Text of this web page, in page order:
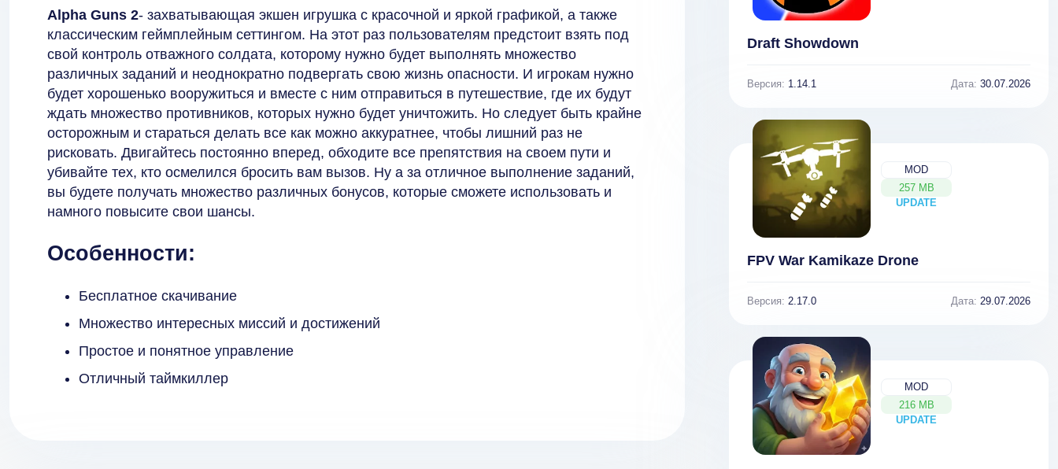
Alpha Guns 2- захватывающая экшен игрушка с красочной и яркой графикой, а также
классическим геймплейным сеттингом. На этот раз пользователям предстоит взять под
свой контроль отважного солдата, которому нужно будет выполнять множество
различных заданий и неоднократно подвергать свою жизнь опасности. И игрокам нужно
будет хорошенько вооружиться и вместе с ним отправиться в путешествие, где их будут
ждать множество противников, которых нужно будет уничтожить. Но следует быть крайне
осторожным и стараться делать все как можно аккуратнее, чтобы лишний раз не
рисковать. Двигайтесь постоянно вперед, обходите все препятствия на своем пути и
убивайте тех, кто осмелился бросить вам вызов. Ну а за отличное выполнение заданий,
вы будете получать множество различных бонусов, которые сможете использовать и
намного повысите свои шансы.
Особенности:
Бесплатное скачивание
Множество интересных миссий и достижений
Простое и понятное управление
Отличный таймкиллер
Draft Showdown
Версия: 1.14.1 Дата: 30.07.2026
MOD
257 MB
UPDATE
NEW
FPV War Kamikaze Drone
Версия: 2.17.0 Дата: 29.07.2026
MOD
216 MB
UPDATE
NEW